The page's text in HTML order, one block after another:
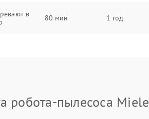
в
80 мин 1 год
робота-пылесоса Miele